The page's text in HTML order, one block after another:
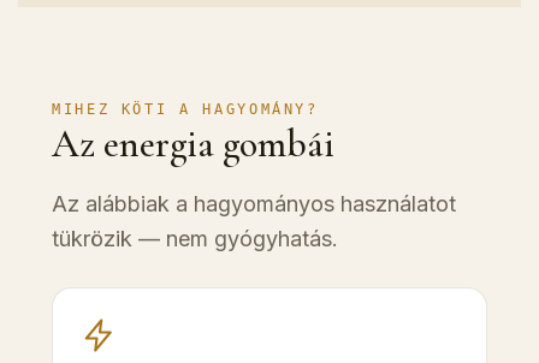
MIHEZ KÖTI A HAGYOMÁNY?
Az energia gombái
Az alábbiak a hagyományos használatot
tükrözik — nem gyógyhatás.